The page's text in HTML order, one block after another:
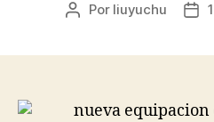
Autor
Por liuyuchu